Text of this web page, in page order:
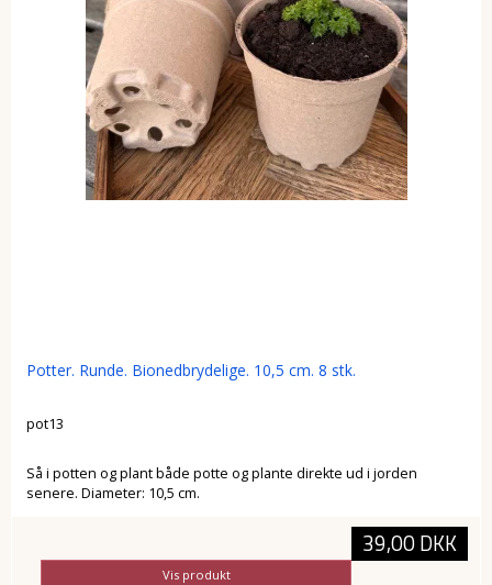
Potter. Runde. Bionedbrydelige. 10,5 cm. 8 stk.
pot13
Så i potten og plant både potte og plante direkte ud i jorden
senere. Diameter: 10,5 cm.
39,00 DKK
Vis produkt